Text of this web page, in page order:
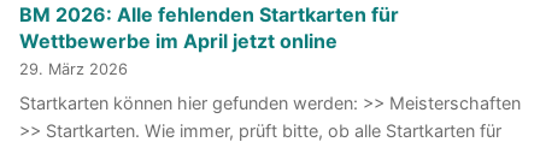
BM 2026: Alle fehlenden Startkarten für
Wettbewerbe im April jetzt online
29. März 2026
Startkarten können hier gefunden werden: >> Meisterschaften
>> Startkarten. Wie immer, prüft bitte, ob alle Startkarten für